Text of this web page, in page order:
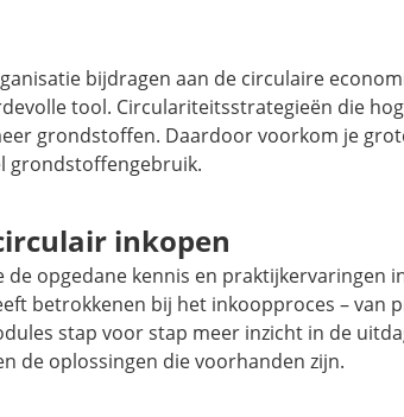
bijdragen aan de circulaire
tool. Circulariteitsstrategieën die
grondstoffen. Daardoor voorkom je
grondstoffengebruik.
inkopen
de opgedane kennis en praktijkervaringen
betrokkenen bij het inkoopproces – van
stap voor stap meer inzicht in de
de oplossingen die voorhanden zijn.